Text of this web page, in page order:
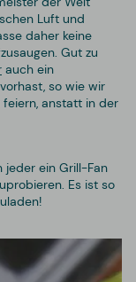
Luft und
daher keine
Gut zu
auch ein
so wie wir
anstatt in der
jeder ein Grill-Fan
Es ist so